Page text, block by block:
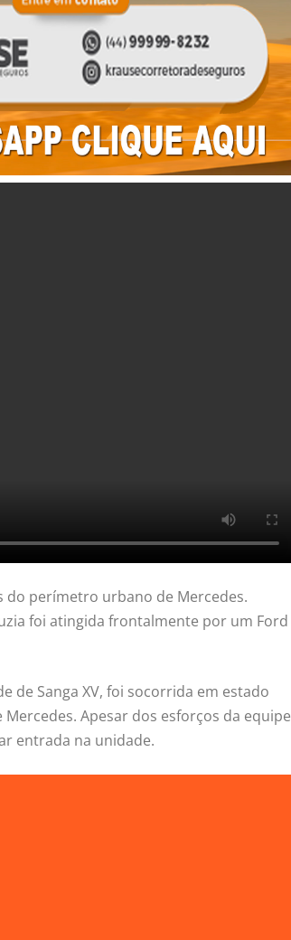
do perímetro urbano de Mercedes.
foi atingida frontalmente por um Ford
de Sanga XV, foi socorrida em estado
Apesar dos esforços da equipe
entrada na unidade.